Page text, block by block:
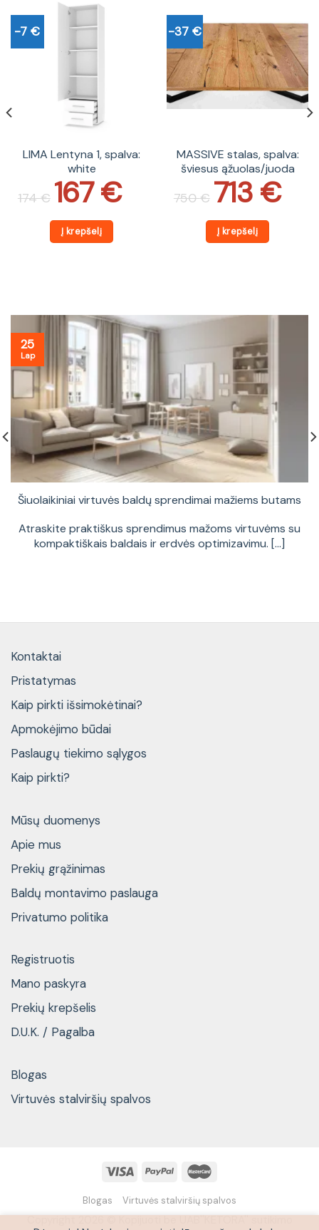
-7 €
LIMA Lentyna 1, spalva:
white
174€
Original
price
was: 167€
Current
price
is:
Į krepšelį
-37 €
MASSIVE stalas, spalva:
šviesus ąžuolas/juoda
750€
price
was:
750 €.
713 €
price
is:
Į krepšelį
Šiuolaikiniai virtuvės baldų sprendimai mažiems butams
Atraskite praktiškus sprendimus mažoms virtuvėms su
kompaktiškais baldais ir erdvės optimizavimu. [...]
25
Lap
Kontaktai
Pristatymas
Kaip pirkti išsimokėtinai?
Apmokėjimo būdai
Paslaugų tiekimo sąlygos
Kaip pirkti?
Mūsų duomenys
Apie mus
Prekių grąžinimas
Baldų montavimo paslauga
Privatumo politika
Registruotis
Mano paskyra
Prekių krepšelis
D.U.K. / Pagalba
Blogas
Virtuvės stalviršių spalvos
Blogas Virtuvės stalviršių spalvos
Copyright 2026 © Kopijuoti be UAB''KETORA'' sutikimo